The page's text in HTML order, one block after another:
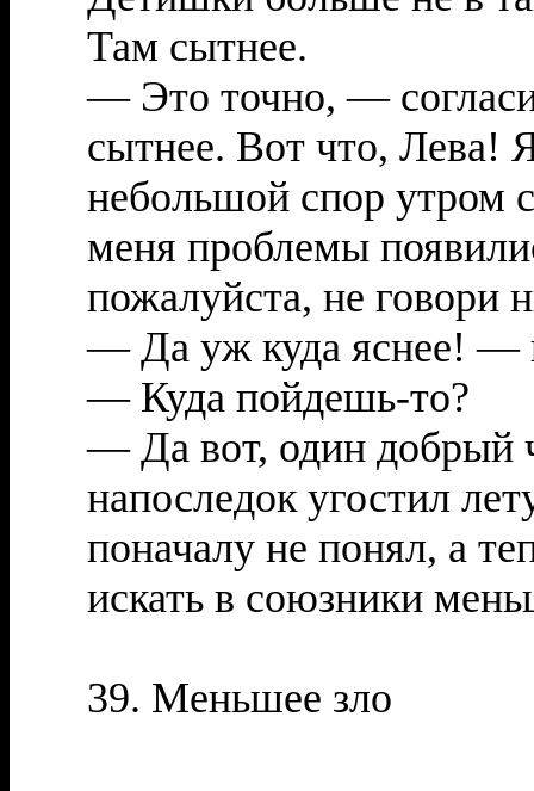
Там сытнее.
— Это точно, —
сытнее. Вот что, Лева!
небольшой спор утром
меня проблемы
пожалуйста, не говори
— Да уж куда яснее! —
— Куда пойдешь-то?
— Да вот, один добрый
напоследок угостил
поначалу не понял, а
искать в союзники
39. Меньшее зло